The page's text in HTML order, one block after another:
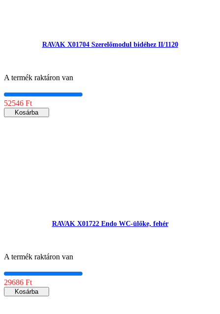
RAVAK X01704 Szerelőmodul bidéhez II/1120
A termék raktáron van
52546 Ft
Kosárba
RAVAK X01722 Endo WC-ülőke, fehér
A termék raktáron van
29686 Ft
Kosárba